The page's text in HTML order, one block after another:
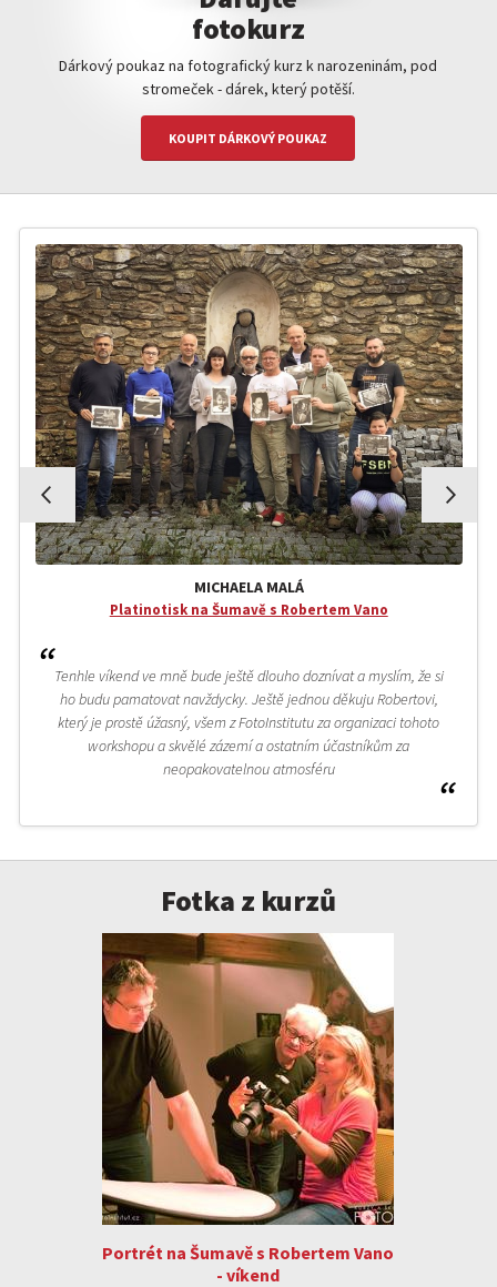
fotokurz
Dárkový poukaz na fotografický kurz k narozeninám, pod
stromeček - dárek, který potěší.
KOUPIT DÁRKOVÝ POUKAZ
MICHAELA MALÁ
Platinotisk na Šumavě s Robertem Vano
Tenhle víkend ve mně bude ještě dlouho doznívat a myslím, že si
ho budu pamatovat navždycky. Ještě jednou děkuju Robertovi,
který je prostě úžasný, všem z FotoInstitutu za organizaci tohoto
workshopu a skvělé zázemí a ostatním účastníkům za
neopakovatelnou atmosféru
Fotka z kurzů
Portrét na Šumavě s Robertem Vano
- víkend